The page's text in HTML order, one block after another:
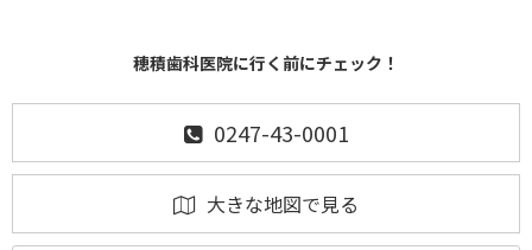
穂積歯科医院に行く前にチェック！
0247-43-0001
大きな地図で見る